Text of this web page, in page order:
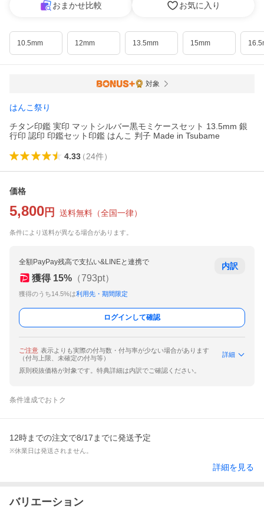
おまかせ比較 お気に入り
10.5mm 12mm 13.5mm 15mm
対象
はんこ祭り
チタン印鑑 実印 マットシルバー黒モミケースセット 13.5mm 銀
行印 認印 印鑑セット印鑑 はんこ 判子 Made in Tsubame
4.33（24件）
価格
5,800 円 送料無料 （全国一律）
条件により送料が異なる場合があります。
全額PayPay残高で支払い&LINEと連携で
獲得 15% （793pt）
獲得のうち14.5%は利用先・期間限定
内訳
ログインして確認
ご注意 表示よりも実際の付与数・付与率が少ない場合があります
（付与上限、未確定の付与等）
詳細
原則税抜価格が対象です。特典詳細は内訳でご確認ください。
条件達成でおトク
12時までの注文で8/17までに発送予定
※休業日は発送されません。
詳細を見る
バリエーション